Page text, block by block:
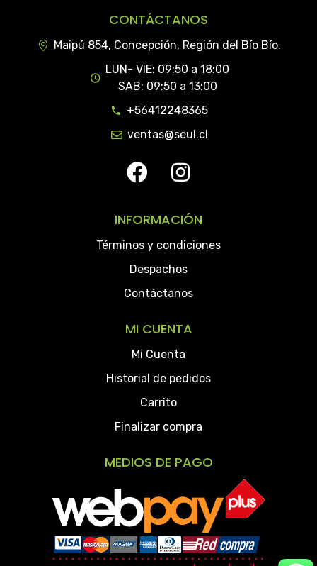
CONTÁCTANOS
Maipú 854, Concepción, Región del Bío Bío.
LUN- VIE: 09:50 a 18:00
SAB: 09:50 a 13:00
+56412248365
ventas@seul.cl
INFORMACIÓN
Términos y condiciones
Despachos
Contáctanos
MI CUENTA
Mi Cuenta
Historial de pedidos
Carrito
Finalizar compra
MEDIOS DE PAGO